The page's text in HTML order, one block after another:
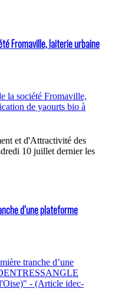
Fromaville, laiterie urbaine
et d'Attractivité des
10 juillet dernier les
d’une plateforme